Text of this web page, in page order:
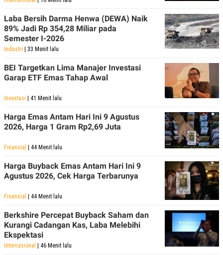
Laba Bersih Darma Henwa (DEWA) Naik
89% Jadi Rp 354,28 Miliar pada
Semester I-2026
Industri | 33 Menit lalu
BEI Targetkan Lima Manajer Investasi
Garap ETF Emas Tahap Awal
Investasi | 41 Menit lalu
Harga Emas Antam Hari Ini 9 Agustus
2026, Harga 1 Gram Rp2,69 Juta
Finansial | 44 Menit lalu
Harga Buyback Emas Antam Hari Ini 9
Agustus 2026, Cek Harga Terbarunya
Finansial | 44 Menit lalu
Berkshire Percepat Buyback Saham dan
Kurangi Cadangan Kas, Laba Melebihi
Ekspektasi
Internasional | 46 Menit lalu